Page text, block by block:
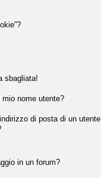
sbagliata!
mio nome utente?
di posta di un
in un forum?